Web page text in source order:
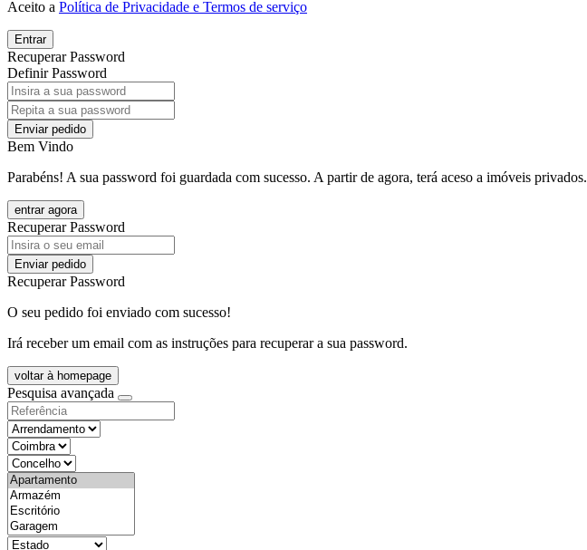
Aceito a Política de Privacidade e Termos de serviço
Entrar
Recuperar Password
Definir Password
Enviar pedido
Bem Vindo
Parabéns! A sua password foi guardada com sucesso. A partir de agora, terá aceso a imóveis privados.
entrar agora
Recuperar Password
Enviar pedido
Recuperar Password
O seu pedido foi enviado com sucesso!
Irá receber um email com as instruções para recuperar a sua password.
voltar à homepage
Pesquisa avançada